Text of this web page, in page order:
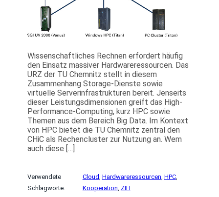
Wissenschaftliches Rechnen erfordert häufig
den Einsatz massiver Hardwareressourcen. Das
URZ der TU Chemnitz stellt in diesem
Zusammenhang Storage-Dienste sowie
virtuelle Serverinfrastrukturen bereit. Jenseits
dieser Leistungsdimensionen greift das High-
Performance-Computing, kurz HPC sowie
Themen aus dem Bereich Big Data. Im Kontext
von HPC bietet die TU Chemnitz zentral den
CHiC als Rechencluster zur Nutzung an. Wem
auch diese […]
Verwendete
Schlagworte:
Cloud Hardwareressourcen HPC
Kooperation ZIH